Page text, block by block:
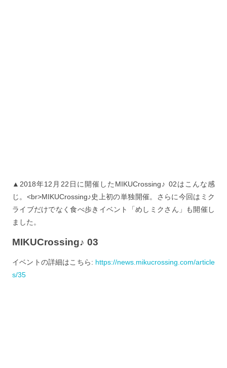
▲2018年12月22日に開催したMIKUCrossing♪ 02はこんな感
じ。<br>MIKUCrossing♪史上初の単独開催。さらに今回はミク
ライブだけでなく食べ歩きイベント「めしミクさん」も開催し
ました。
MIKUCrossing♪ 03
イベントの詳細はこちら: https://news.mikucrossing.com/article
s/35